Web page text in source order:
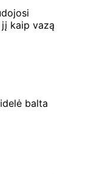
kaip vazą
balta